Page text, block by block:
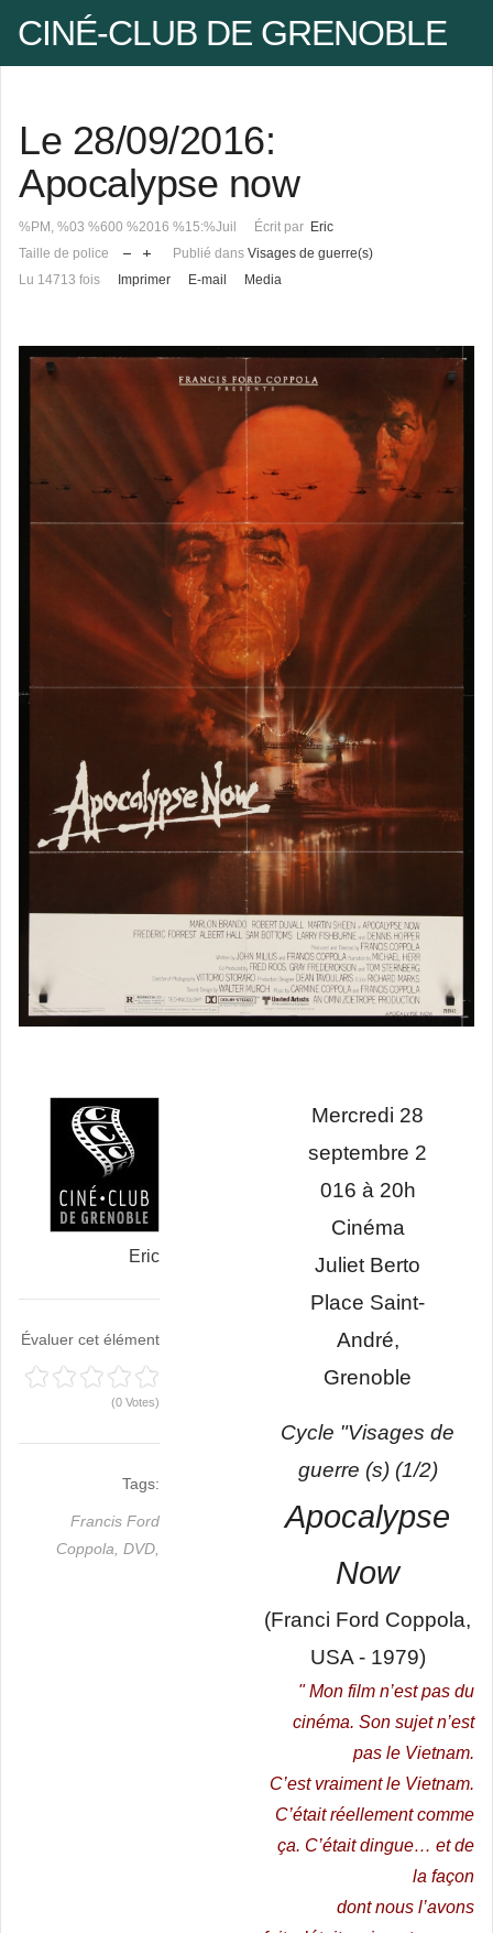
CINÉ-CLUB DE GRENOBLE
Le 28/09/2016:
Apocalypse now
%PM, %03 %600 %2016 %15:%Juil Écrit par Eric
Taille de police
Publié dans Visages de guerre(s)
Lu 14713 fois
Imprimer E-mail Media
Eric
Évaluer cet élément
(0 Votes)
Tags:
Francis Ford
Coppola, DVD,
Mercredi 28
septembre 2
016 à 20h
Cinéma
Juliet Berto
Place Saint-
André,
Grenoble
Cycle "Visages de
guerre (s) (1/2)
Apocalypse
Now
(Franci Ford Coppola,
USA - 1979)
" Mon film n’est pas du
cinéma. Son sujet n’est
pas le Vietnam.
C’est vraiment le Vietnam.
C’était réellement comme
ça. C’était dingue… et de
la façon
dont nous l’avons
Pseudo
Mot de passe
Mot de passe oublié ?
Pseudo oublié ?